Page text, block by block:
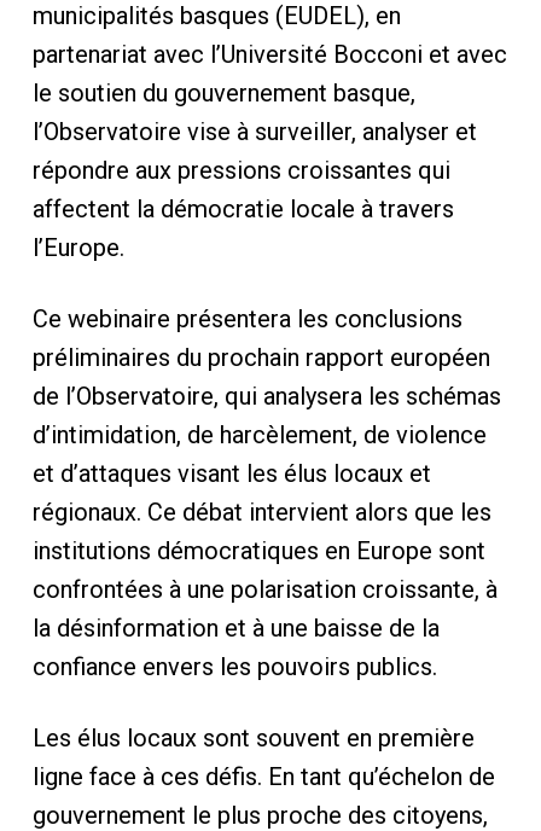
municipalités basques (EUDEL), en
partenariat avec l’Université Bocconi et avec
le soutien du gouvernement basque,
l’Observatoire vise à surveiller, analyser et
répondre aux pressions croissantes qui
affectent la démocratie locale à travers
l’Europe.
Ce webinaire présentera les conclusions
préliminaires du prochain rapport européen
de l’Observatoire, qui analysera les schémas
d’intimidation, de harcèlement, de violence
et d’attaques visant les élus locaux et
régionaux. Ce débat intervient alors que les
institutions démocratiques en Europe sont
confrontées à une polarisation croissante, à
la désinformation et à une baisse de la
confiance envers les pouvoirs publics.
Les élus locaux sont souvent en première
ligne face à ces défis. En tant qu’échelon de
gouvernement le plus proche des citoyens,